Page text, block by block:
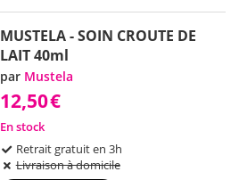
MUSTELA - SOIN CROUTE DE
LAIT 40ml
par Mustela
12,50€
En stock
Retrait gratuit en 3h
Livraison à domicile